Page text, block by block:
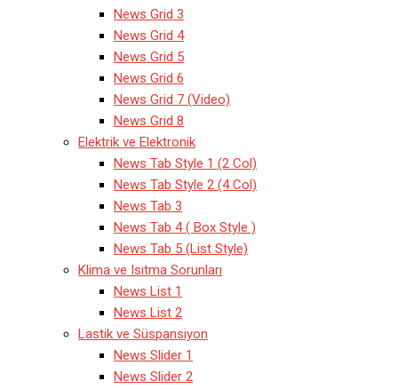
News Grid 3
News Grid 4
News Grid 5
News Grid 6
News Grid 7 (Video)
News Grid 8
Elektrik ve Elektronik
News Tab Style 1 (2 Col)
News Tab Style 2 (4 Col)
News Tab 3
News Tab 4 ( Box Style )
News Tab 5 (List Style)
Klima ve Isıtma Sorunları
News List 1
News List 2
Lastik ve Süspansiyon
News Slider 1
News Slider 2